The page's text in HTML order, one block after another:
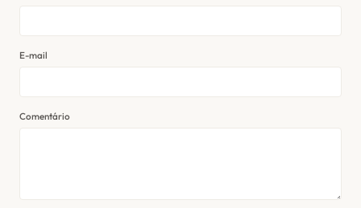
E-mail
Comentário